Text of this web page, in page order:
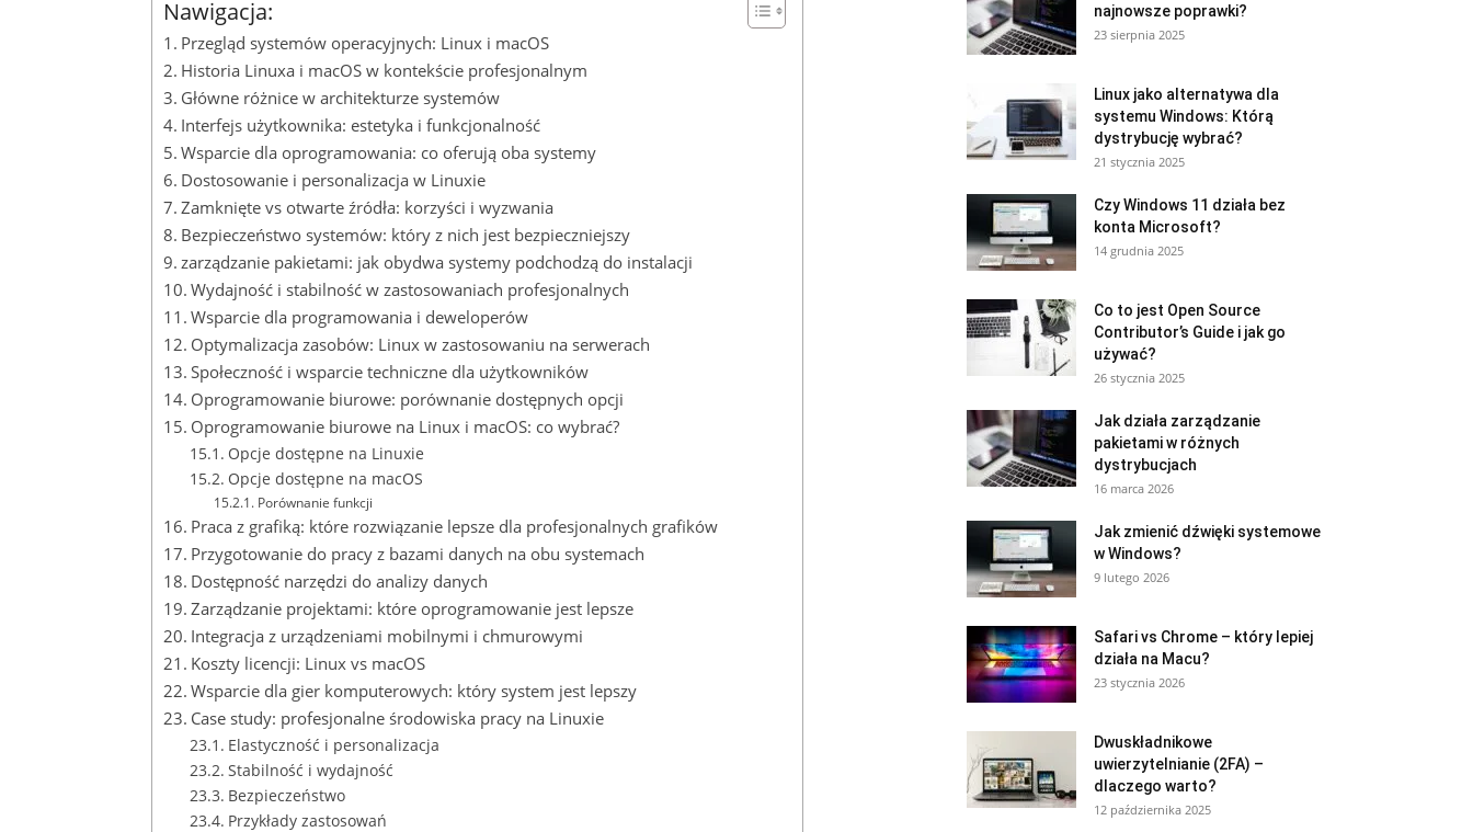
Nawigacja:
Przegląd systemów operacyjnych:⁢ Linux⁤ i macOS
Historia Linuxa i macOS w kontekście profesjonalnym
Główne różnice w architekturze systemów
Interfejs użytkownika: estetyka i funkcjonalność
Wsparcie dla oprogramowania: co oferują oba ⁢systemy
Dostosowanie‍ i‌ personalizacja w Linuxie
Zamknięte ‍vs otwarte ​źródła: korzyści i ⁣wyzwania
Bezpieczeństwo systemów: który z‍ nich jest bezpieczniejszy
zarządzanie pakietami: jak ‍obydwa systemy podchodzą do instalacji
Wydajność‌ i stabilność w zastosowaniach profesjonalnych
Wsparcie⁢ dla​ programowania i ​deweloperów
Optymalizacja zasobów: Linux w zastosowaniu na serwerach
Społeczność i wsparcie techniczne dla‍ użytkowników
Oprogramowanie biurowe: ⁣porównanie dostępnych opcji
Oprogramowanie biurowe⁣ na ​Linux i macOS: co wybrać?
Opcje dostępne na Linuxie
Opcje dostępne na macOS
Porównanie funkcji
Praca⁤ z grafiką: które rozwiązanie‍ lepsze dla profesjonalnych grafików
Przygotowanie do pracy z bazami danych ‍na obu systemach
Dostępność narzędzi do analizy danych
Zarządzanie projektami: które oprogramowanie jest lepsze
Integracja ⁣z urządzeniami​ mobilnymi i chmurowymi
Koszty licencji: Linux vs macOS
Wsparcie dla ⁢gier komputerowych: który system jest lepszy
Case study: profesjonalne środowiska pracy na ⁣Linuxie
Elastyczność i personalizacja
Stabilność i ​wydajność
Bezpieczeństwo
Przykłady zastosowań
najnowsze poprawki?
23 sierpnia 2025
Linux jako alternatywa dla
systemu Windows: Którą
dystrybucję wybrać?
21 stycznia 2025
Czy Windows 11 działa bez
konta Microsoft?
14 grudnia 2025
Co to jest Open Source
Contributor’s Guide i jak go
używać?
26 stycznia 2025
Jak działa zarządzanie
pakietami w różnych
dystrybucjach
16 marca 2026
Jak zmienić dźwięki systemowe
w Windows?
9 lutego 2026
Safari vs Chrome – który lepiej
działa na Macu?
23 stycznia 2026
Dwuskładnikowe
uwierzytelnianie (2FA) –
dlaczego warto?
12 października 2025